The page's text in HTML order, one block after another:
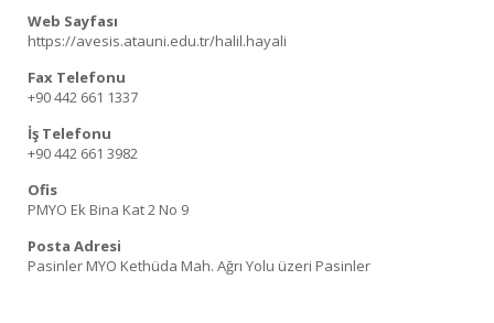
Web Sayfası
https://avesis.atauni.edu.tr/halil.hayali
Fax Telefonu
+90 442 661 1337
İş Telefonu
+90 442 661 3982
Ofis
PMYO Ek Bina Kat 2 No 9
Posta Adresi
Pasinler MYO Kethüda Mah. Ağrı Yolu üzeri Pasinler